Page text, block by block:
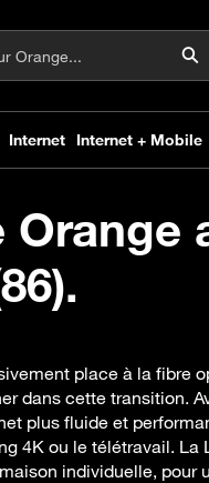
Orange
place à la fibre
dans cette transition.
plus fluide et
4K ou le télétravail. La
individuelle, pour